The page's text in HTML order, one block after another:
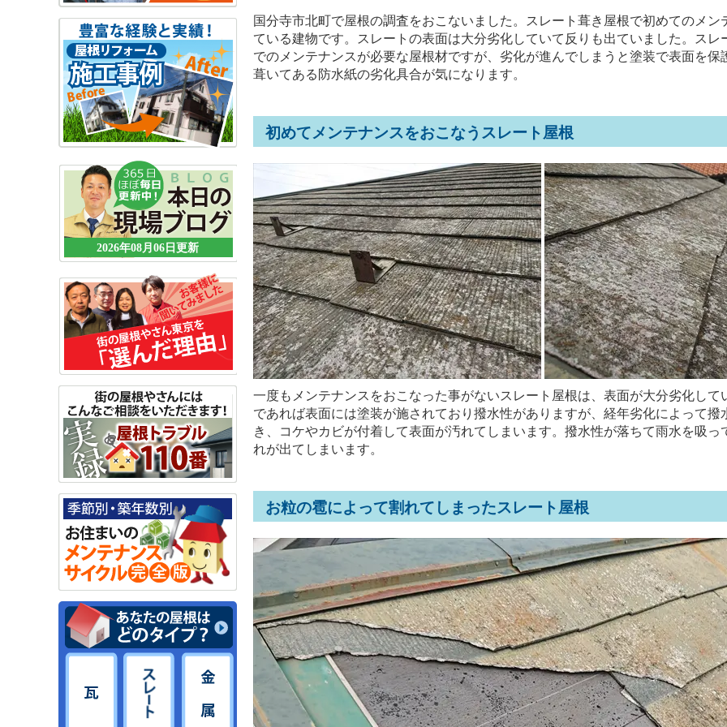
2026年08月06日更新
国分寺市北町で屋根の調査をおこないました。スレート葺き屋根で初めてのメン
ている建物です。スレートの表面は大分劣化していて反りも出ていました。スレ
でのメンテナンスが必要な屋根材ですが、劣化が進んでしまうと塗装で表面を保
葺いてある防水紙の劣化具合が気になります。
初めてメンテナンスをおこなうスレート屋根
一度もメンテナンスをおこなった事がないスレート屋根は、表面が大分劣化して
であれば表面には塗装が施されており撥水性がありますが、経年劣化によって撥
き、コケやカビが付着して表面が汚れてしまいます。撥水性が落ちて雨水を吸っ
れが出てしまいます。
お粒の雹によって割れてしまったスレート屋根